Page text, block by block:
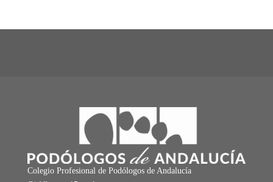
Colegio Profesional de Podólogos de Andalucía